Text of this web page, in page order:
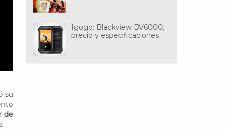
su
de
Igogo: Blackview BV6000,
precio y especificaciones